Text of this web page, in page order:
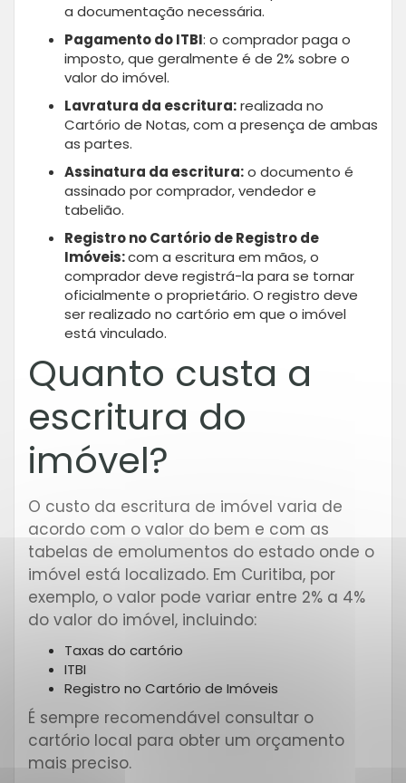
a documentação necessária.
Pagamento do ITBI: o comprador paga o
imposto, que geralmente é de 2% sobre o
valor do imóvel.
Lavratura da escritura:realizada no
Cartório de Notas, com a presença de ambas
as partes.
Assinatura da escritura:o documento é
assinado por comprador, vendedor e
tabelião.
Registro no Cartório de Registro de
Imóveis:com a escritura em mãos, o
comprador deve registrá-la para se tornar
oficialmente o proprietário. O registro deve
ser realizado no cartório em que o imóvel
está vinculado.
Quanto custa a
escritura do
imóvel?
O custo da escritura de imóvel varia de
acordo com o valor do bem e com as
tabelas de emolumentos do estado onde o
imóvel está localizado. Em Curitiba, por
exemplo, o valor pode variar entre 2% a 4%
do valor do imóvel, incluindo:
Taxas do cartório
ITBI
Registro no Cartório de Imóveis
É sempre recomendável consultar o
cartório local para obter um orçamento
mais preciso.